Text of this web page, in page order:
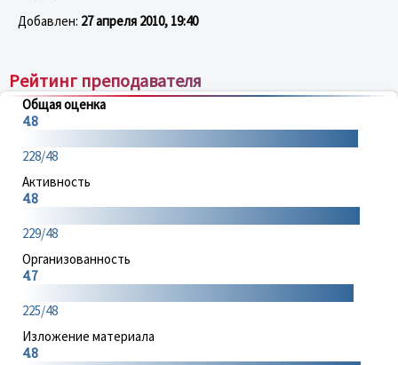
Добавлен: 27 апреля 2010, 19:40
Рейтинг преподавателя
Общая оценка
4.8
228/48
Активность
4.8
229/48
Организованность
4.7
225/48
Изложение материала
4.8